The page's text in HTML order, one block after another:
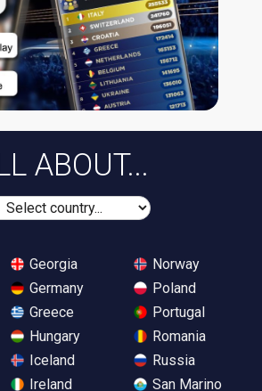
ABOUT...
Georgia
Germany
Greece
Hungary
Iceland
Ireland
Norway
Poland
Portugal
Romania
Russia
San Marino